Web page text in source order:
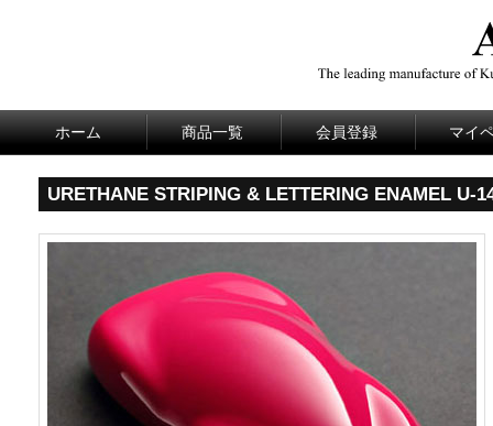
ホーム 商品一覧 会員登録 マイ
URETHANE STRIPING & LETTERING ENAMEL U-